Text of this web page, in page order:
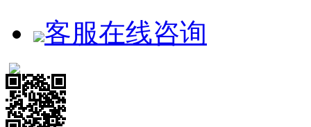
客服在线咨询